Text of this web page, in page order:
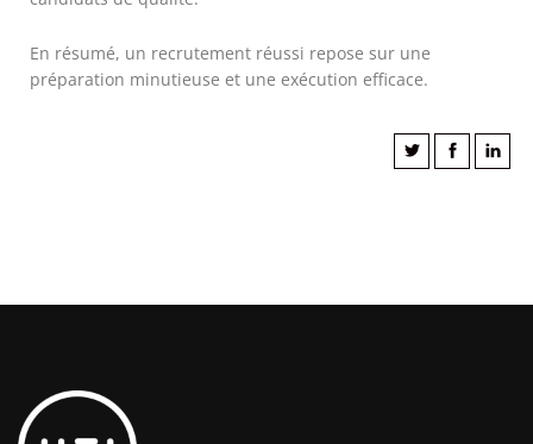
En résumé, un recrutement réussi repose sur une
préparation minutieuse et une exécution efficace.